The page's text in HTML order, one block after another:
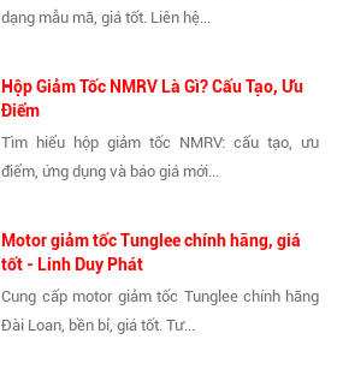
dạng mẫu mã, giá tốt. Liên hệ...
Hộp Giảm Tốc NMRV Là Gì? Cấu Tạo, Ưu
Điểm
Tìm hiểu hộp giảm tốc NMRV: cấu tạo, ưu
điểm, ứng dụng và báo giá mới...
Motor giảm tốc Tunglee chính hãng, giá
tốt - Linh Duy Phát
Cung cấp motor giảm tốc Tunglee chính hãng
Đài Loan, bền bỉ, giá tốt. Tư...